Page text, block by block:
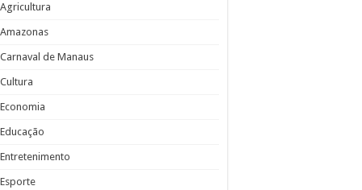
Agricultura
Amazonas
Carnaval de Manaus
Cultura
Economia
Educação
Entretenimento
Esporte